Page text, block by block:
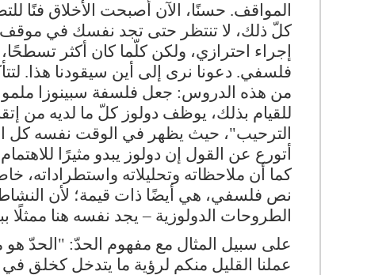
المواقف. حسنًا، الآن أصبحت الأخلاق فنًا
كلّ ذلك، لا تنتظر حتى تجد نفسك في موقف
إجراء احترازي، ولكن كلّما كان أكثر
فلسفي. دعونا نرى إلى أين سيقودنا هذا.
من هذه الدروس: جعل فلسفة سبينوزا
للقيام بذلك، يوظف دولوز كلّ ما لديه من
الترحيب"، حيث يظهر في الوقت نفسه كل
أتورع عن القول إن دولوز يبدو مثيرًا
كما أن ملاحظاته وتحليلاته واستطراداته،
نص فلسفي، هي أيضًا ذات قيمة؛ لأن النشاط
الطروحات الدولوزية – يجد نفسه هنا ممثلًا
على سبيل المثال مع مفهوم الحدّ: "الحدّ
عملنا القليل منكم لرؤية ما يتدخل كخلق